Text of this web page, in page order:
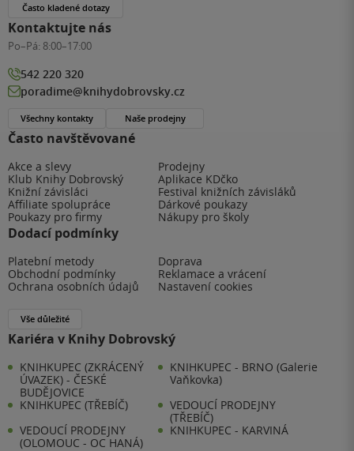
Často navštěvované
Akce a slevy
Prodejny
Klub Knihy Dobrovský
Aplikace KDčko
Knižní závisláci
Festival knižních závisláků
Affiliate spolupráce
Dárkové poukazy
Poukazy pro firmy
Nákupy pro školy
Dodací podmínky
Platební metody
Doprava
Obchodní podmínky
Reklamace a vrácení
Ochrana osobních údajů
Nastavení cookies
Vše důležité
Kariéra v Knihy Dobrovský
KNIHKUPEC (ZKRÁCENÝ
ÚVAZEK) - ČESKÉ
BUDĚJOVICE
KNIHKUPEC - BRNO (Galerie
Vaňkovka)
KNIHKUPEC (TŘEBÍČ)
VEDOUCÍ PRODEJNY
(TŘEBÍČ)
VEDOUCÍ PRODEJNY
(OLOMOUC - OC HANÁ)
KNIHKUPEC - KARVINÁ
Často kladené dotazy
Kontaktujte nás
Po–Pá: 8:00–17:00
542 220 320
poradime@knihydobrovsky.cz
Všechny kontakty Naše prodejny